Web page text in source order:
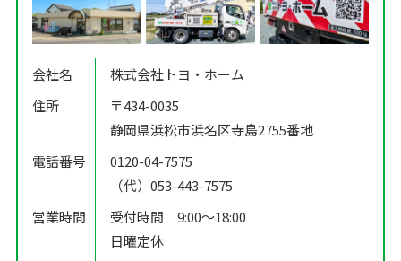
会社名
株式会社トヨ・ホーム
住所
〒434-0035
静岡県浜松市浜名区寺島2755番地
電話番号
0120-04-7575
（代）053-443-7575
営業時間
受付時間 9:00〜18:00
日曜定休